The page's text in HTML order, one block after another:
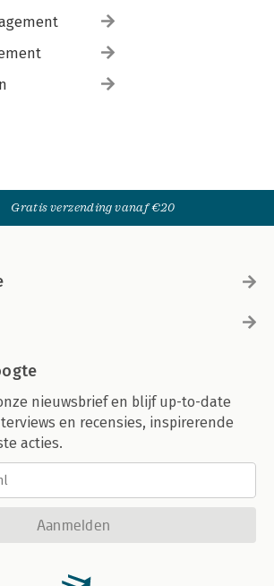
Gratis verzending vanaf €20
nieuwsbrief en blijf up-to-date
en recensies, inspirerende
acties.
Aanmelden